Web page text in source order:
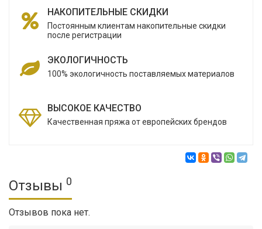
НАКОПИТЕЛЬНЫЕ СКИДКИ
Постоянным клиентам накопительные скидки
после регистрации
ЭКОЛОГИЧНОСТЬ
100% экологичность поставляемых материалов
ВЫСОКОЕ КАЧЕСТВО
Качественная пряжа от европейских брендов
Отзывы 0
Отзывов пока нет.